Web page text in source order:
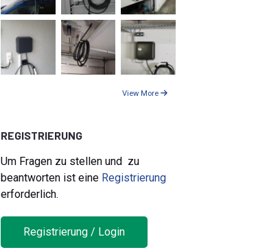
View More
REGISTRIERUNG
Um Fragen zu stellen und zu
beantworten ist eine Registrierung
erforderlich.
Registrierung / Login